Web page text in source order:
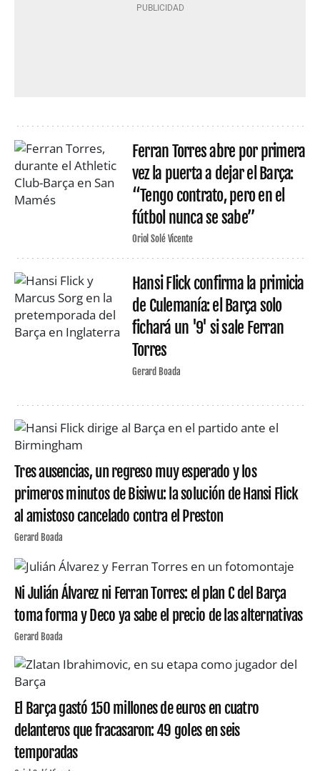
Ferran Torres abre por primera
vez la puerta a dejar el Barça:
“Tengo contrato, pero en el
fútbol nunca se sabe”
Oriol Solé Vicente
Hansi Flick confirma la primicia
de Culemanía: el Barça solo
fichará un '9' si sale Ferran
Torres
Gerard Boada
Tres ausencias, un regreso muy esperado y los
primeros minutos de Bisiwu: la solución de Hansi Flick
al amistoso cancelado contra el Preston
Gerard Boada
Ni Julián Álvarez ni Ferran Torres: el plan C del Barça
toma forma y Deco ya sabe el precio de las alternativas
Gerard Boada
El Barça gastó 150 millones de euros en cuatro
delanteros que fracasaron: 49 goles en seis
temporadas